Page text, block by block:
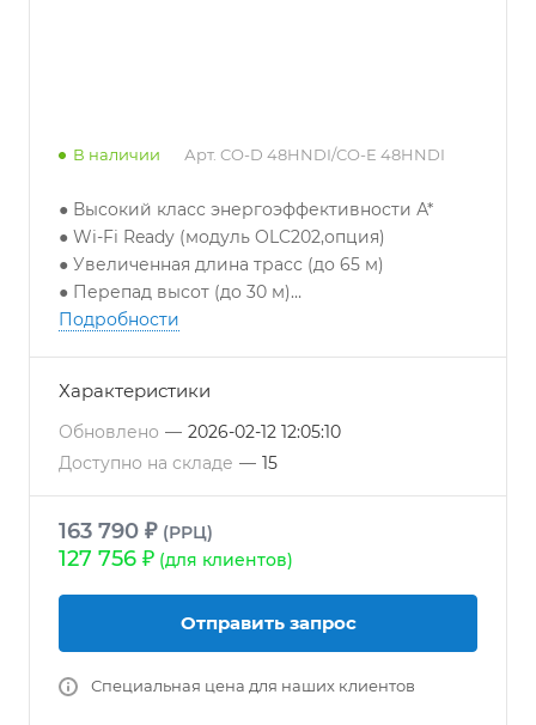
В наличии Арт. CO-D 48HNDI/CO-E 48HNDI
● Высокий класс энергоэффективности А*
● Wi-Fi Ready (модуль OLC202,опция)
● Увеличенная длина трасс (до 65 м)
● Перепад высот (до 30 м)
● Противопылевой фильтр в комплекте
●Работа на нагрев до -15 °С
● Беспроводной пульт в комплекте
индекса 60k
Подробности
Характеристики
Обновлено — 2026-02-12 12:05:10
Доступно на складе — 15
163 790 ₽ (РРЦ)
127 756 ₽ (для клиентов)
Отправить запрос
Специальная цена для наших клиентов